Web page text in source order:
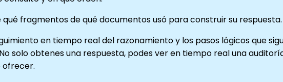
fragmentos de qué documentos usó para construir su respuesta.
en tiempo real del razonamiento y los pasos lógicos que
solo obtenes una respuesta, podes ver en tiempo real una
ofrecer.